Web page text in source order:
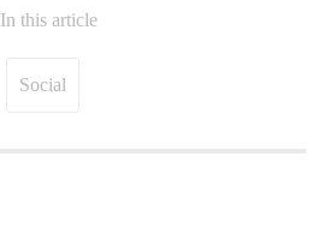
In this article
Social